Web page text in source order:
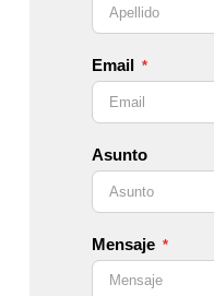
Email
Asunto
Mensaje